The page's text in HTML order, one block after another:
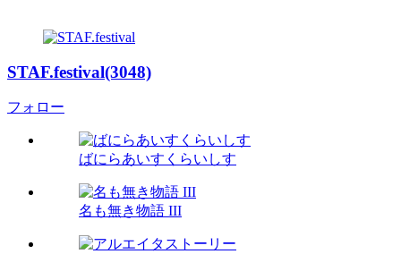
STAF.festival(3048)
フォロー
ばにらあいすくらいしす
名も無き物語 III